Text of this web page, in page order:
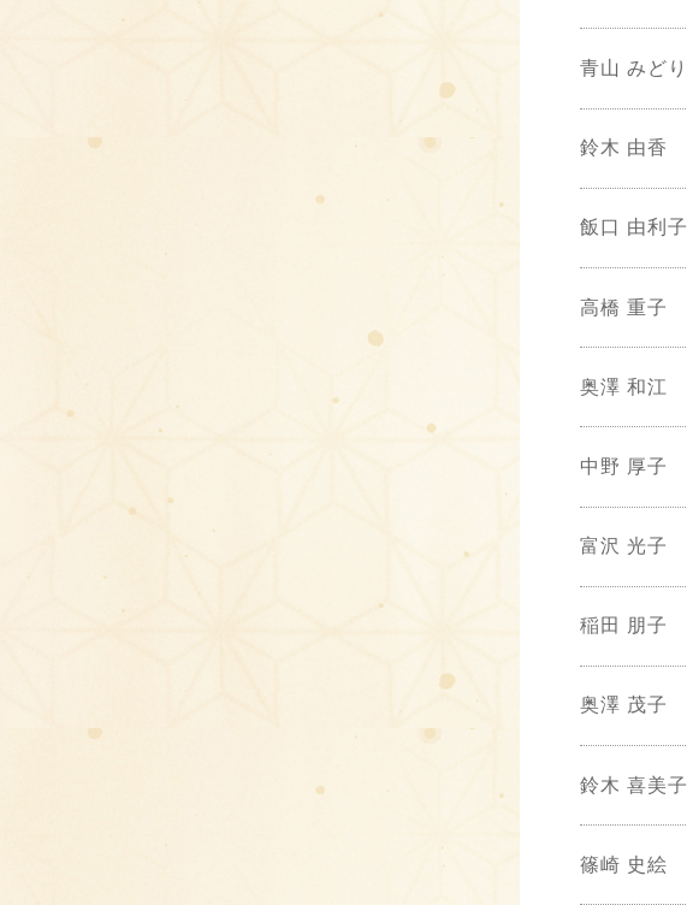
青山 みどり
鈴木 由香
飯口 由利子
高橋 重子
奥澤 和江
中野 厚子
富沢 光子
稲田 朋子
奥澤 茂子
鈴木 喜美子
篠崎 史絵